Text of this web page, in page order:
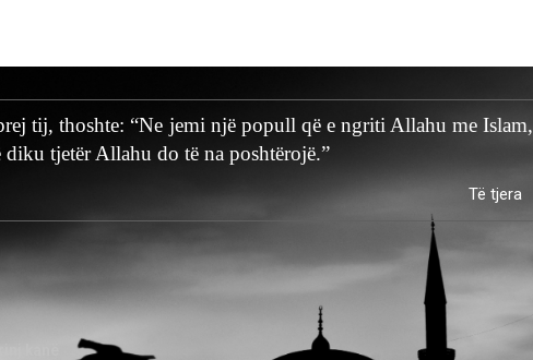
tij, thoshte: “Ne jemi një popull që e ngriti Allahu me Islam,
diku tjetër Allahu do të na poshtërojë.”
Të tjera